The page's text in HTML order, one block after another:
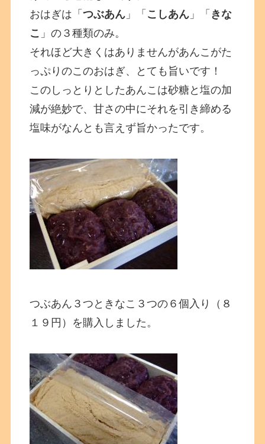
おはぎは「つぶあん 」「 こしあん 」「 きな
こ 」の３種類のみ。
それほど大きくはありませんがあんこがた
っぷりのこのおはぎ、とても旨いです！
このしっとりとしたあんこは砂糖と塩の加
減が絶妙で、甘さの中にそれを引き締める
塩味がなんとも言えず旨かったです。
つぶあん３つときなこ３つの６個入り（８
１９円）を購入しました。